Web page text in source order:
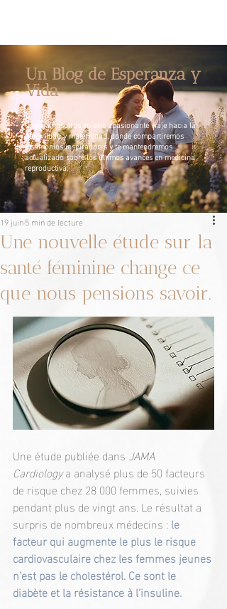
Un Blog de Esperanza y
Vida
Únete a nosotros en este apasionante viaje hacia la
paternidad y maternidad, donde compartiremos
testimonios inspiradores y te mantendremos
actualizado sobre los últimos avances en medicina
reproductiva.
Une nouvelle étude sur la
santé féminine change ce
que nous pensions savoir.
19 juin5 min de lecture
Une étude publiée dans JAMA
Cardiology a analysé plus de 50 facteurs
de risque chez 28 000 femmes, suivies
pendant plus de vingt ans. Le résultat a
surpris de nombreux médecins : le
facteur qui augmente le plus le risque
cardiovasculaire chez les femmes jeunes
n’est pas le cholestérol. Ce sont le
diabète et la résistance à l’insuline.